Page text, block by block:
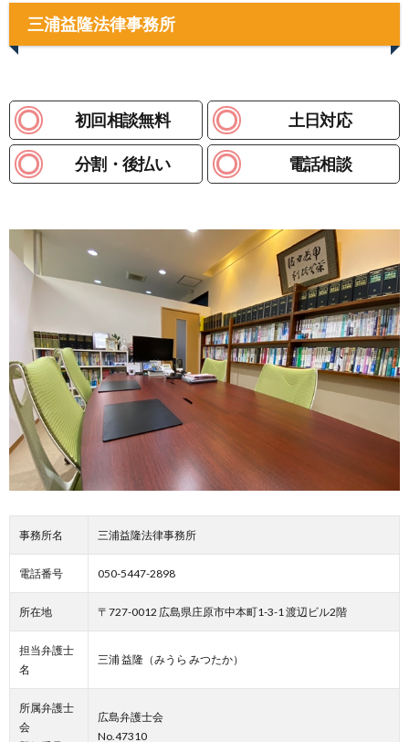
三浦益隆法律事務所
初回相談無料 土日対応
分割・後払い 電話相談
事務所名 三浦益隆法律事務所
電話番号 050-5447-2898
所在地 〒727-0012 広島県庄原市中本町1-3-1 渡辺ビル2階
担当弁護士
名
三浦 益隆（みうら みつたか）
所属弁護士
会
広島弁護士会
No.47310